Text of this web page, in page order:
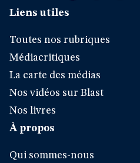
Liens utiles
Toutes nos rubriques
Médiacritiques
La carte des médias
Nos vidéos sur Blast
Nos livres
À propos
Qui sommes-nous